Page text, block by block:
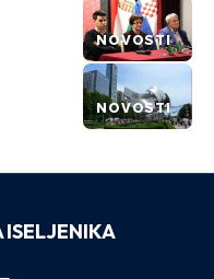
NOVOSTI
NOVOSTI
ISELJENIKA